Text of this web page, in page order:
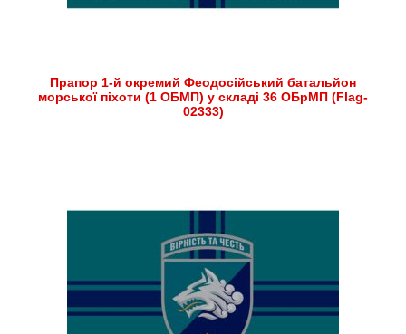
Прапор 1-й окремий Феодосійський батальйон
морської піхоти (1 ОБМП) у складі 36 ОБрМП (Flag-
02333)